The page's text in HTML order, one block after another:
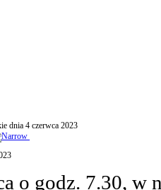
dnia 4 czerwca 2023
o godz. 7.30, w